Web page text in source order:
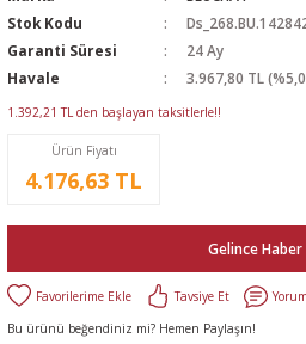
Stok Kodu
Garanti Süresi
24 Ay
Havale
3.967,80 TL
1.392,21 TL den başlayan taksitlerle!!
Ürün Fiyatı
4.176,63 TL
Gelince Haber
Tavsiye Et
Bu ürünü beğendiniz mi? Hemen Paylaşın!